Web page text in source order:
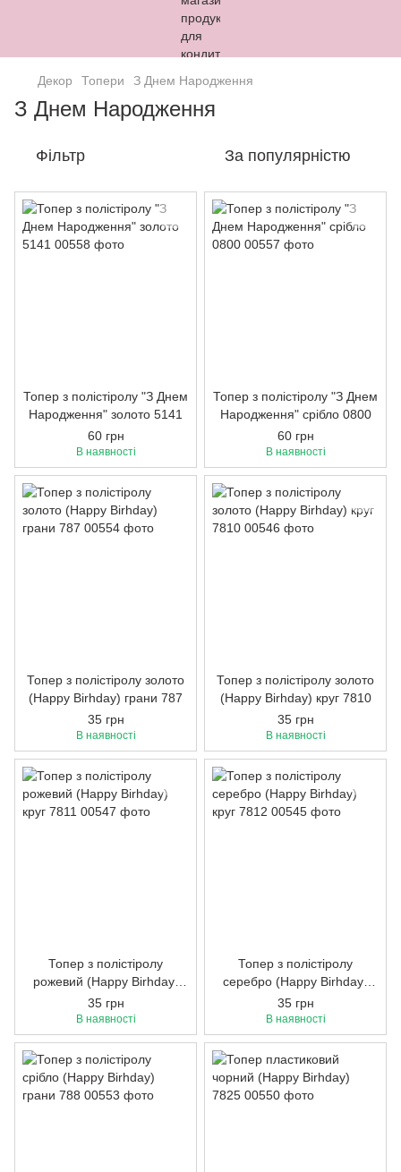
Декор Топери З Днем Народження
З Днем Народження
Фільтр За популярністю
Топер з полістіролу "З Днем
Народження" золото 5141
60 грн
В наявності
Топер з полістіролу "З Днем
Народження" срібло 0800
60 грн
В наявності
Топер з полістіролу золото
(Happy Birhday) грани 787
35 грн
В наявності
Топер з полістіролу золото
(Happy Birhday) круг 7810
35 грн
В наявності
Топер з полістіролу
рожевий (Happy Birhday)
круг 7811
35 грн
В наявності
Топер з полістіролу
серебро (Happy Birhday)
круг 7812
35 грн
В наявності